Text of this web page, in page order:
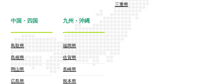
三重県
中国・四国
鳥取県
島根県
岡山県
広島県
九州・沖縄
福岡県
佐賀県
長崎県
熊本県